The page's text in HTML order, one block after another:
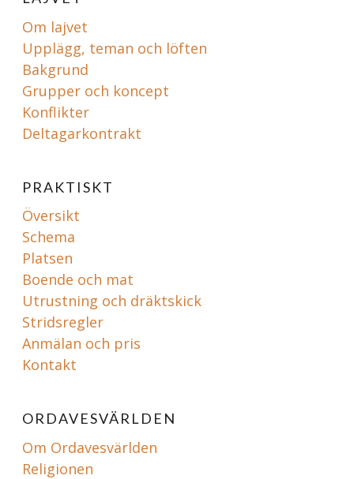
Om lajvet
Upplägg, teman och löften
Bakgrund
Grupper och koncept
Konflikter
Deltagarkontrakt
PRAKTISKT
Översikt
Schema
Platsen
Boende och mat
Utrustning och dräktskick
Stridsregler
Anmälan och pris
Kontakt
ORDAVESVÄRLDEN
Om Ordavesvärlden
Religionen